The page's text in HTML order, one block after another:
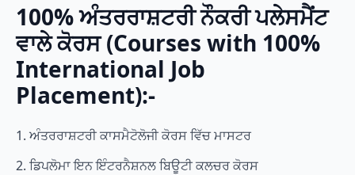
100% ਅੰਤਰਰਾਸ਼ਟਰੀ ਨੌਕਰੀ ਪਲੇਸਮੈਂਟ
ਵਾਲੇ ਕੋਰਸ (Courses with 100%
International Job
Placement):-
1. ਅੰਤਰਰਾਸ਼ਟਰੀ ਕਾਸਮੈਟੋਲੋਜੀ ਕੋਰਸ ਵਿੱਚ ਮਾਸਟਰ
2. ਡਿਪਲੋਮਾ ਇਨ ਇੰਟਰਨੈਸ਼ਨਲ ਬਿਊਟੀ ਕਲਚਰ ਕੋਰਸ